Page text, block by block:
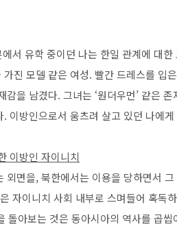
서 유학 중이던 나는 한일 관계에 대
진 모델 같은 여성. 빨간 드레스를 입
을 남겼다. 그녀는 ‘원더우먼’ 같은
이방인으로서 움츠려 살고 있던 나에
이방인 자이니치
외면을, 북한에서는 이용을 당하면서
자이니치 사회 내부로 스며들어 혹독
돌아보는 것은 동아시아의 역사를 곱